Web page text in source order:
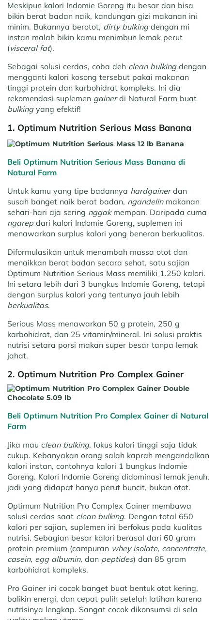
Meskipun kalori Indomie Goreng itu besar dan bisa
bikin berat badan naik, kandungan gizi makanan ini
minim. Bukannya berotot, dirty bulkingdengan mi
instan malah bikin kamu menimbun lemak perut
(visceral fat).
Sebagai solusi cerdas, coba deh clean bulking dengan
mengganti kalori kosong tersebut pakai makanan
tinggi protein dan karbohidrat kompleks. Ini dia
rekomendasi suplemen gainerdi Natural Farm buat
bulking yang efektif!
1. Optimum Nutrition Serious Mass Banana
Beli Optimum Nutrition Serious Mass Banana di
Natural Farm
Untuk kamu yang tipe badannya hardgainerdan
susah banget naik berat badan, ngandelin makanan
sehari-hari aja sering nggak mempan. Daripada cuma
ngarep dari kalori Indomie Goreng, suplemen ini
menawarkan surplus kalori yang beneran berkualitas.
Diformulasikan untuk menambah massa otot dan
menaikkan berat badan secara sehat, satu sajian
Optimum Nutrition Serious Mass memiliki 1.250 kalori.
Ini setara lebih dari 3 bungkus Indomie Goreng, tetapi
dengan surplus kalori yang tentunya jauh lebih
berkualitas.
Serious Mass menawarkan 50 g protein, 250 g
karbohidrat, dan 25 vitamin/mineral. Ini solusi praktis
nutrisi setara porsi makan super besar tanpa lemak
jahat.
2. Optimum Nutrition Pro Complex Gainer
Beli Optimum Nutrition Pro Complex Gainer di Natural
Farm
Jika mau clean bulking, fokus kalori tinggi saja tidak
cukup. Kebanyakan orang salah kaprah mengandalkan
kalori instan, contohnya kalori 1 bungkus Indomie
Goreng. Kalori Indomie Goreng didominasi lemak jenuh,
jadi yang didapat hanya perut buncit, bukan otot.
Optimum Nutrition Pro Complex Gainer membawa
solusi cerdas saat clean bulking. Dengan total 650
kalori per sajian, suplemen ini berfokus pada kualitas
nutrisi. Sebagian besar kalori berasal dari 60 gram
protein premium (campuran whey isolate, concentrate,
casein, egg albumin, dan peptides) dan 85 gram
karbohidrat kompleks.
Pro Gainer ini cocok banget buat bentuk otot kering,
balikin energi, dan cepat pulih setelah latihan karena
nutrisinya lengkap. Sangat cocok dikonsumsi di sela